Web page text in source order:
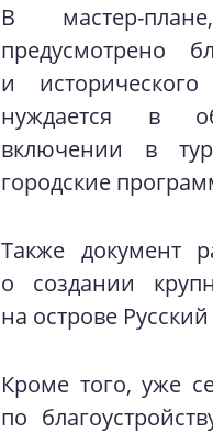
В мастер-
предусмотрено
и
нуждается в
включении в
городские
Также документ
о создании
на острове
Кроме того, уже
по